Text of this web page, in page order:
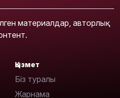
материалдар, авторлық
Қызмет
Біз туралы
Жарнама